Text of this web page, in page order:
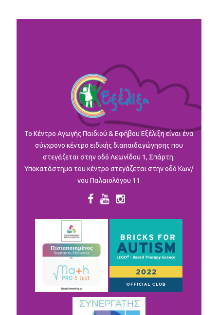
To Κέντρο Αγωγής Παιδιού & Εφήβου Εξέλιξη είναι ένα
σύγχρονο κέντρο ειδικής διαπαιδαγώγησης που
στεγάζεται στην οδό Λεωνίδου 1, Σπάρτη.
Υποκατάστημα του κέντρο στεγάζεται στην οδό Κων/
νου Παλαιολόγου 11